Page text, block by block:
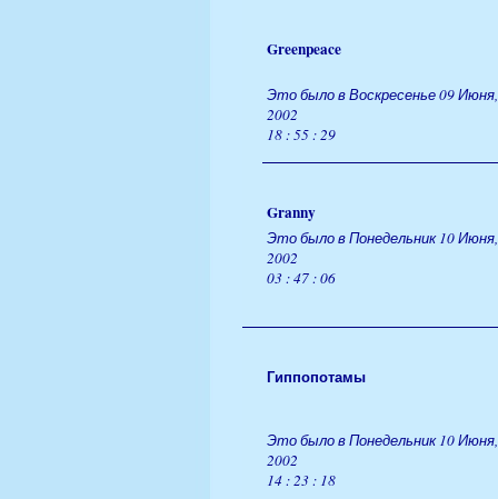
Greenpeace
Это было в Воскресенье 09 Июня,
2002
18 : 55 : 29
Granny
Это было в Понедельник 10 Июня,
2002
03 : 47 : 06
Гиппопотамы
Это было в Понедельник 10 Июня,
2002
14 : 23 : 18